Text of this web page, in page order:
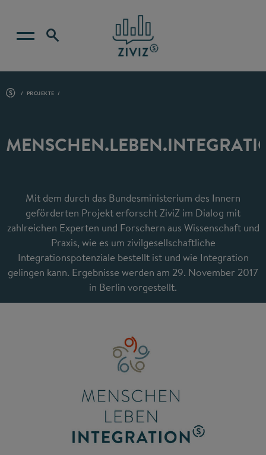
PROJEKTE
Mit dem durch das Bundesministerium des Innern
geförderten Projekt erforscht ZiviZ im Dialog mit
zahlreichen Experten und Forschern aus Wissenschaft und
Praxis, wie es um zivilgesellschaftliche
Integrationspotenziale bestellt ist und wie Integration
gelingen kann. Ergebnisse werden am 29. November 2017
in Berlin vorgestellt.